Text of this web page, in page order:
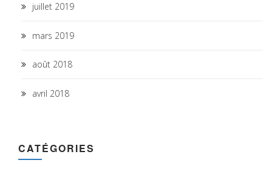
juillet 2019
mars 2019
août 2018
avril 2018
CATÉGORIES